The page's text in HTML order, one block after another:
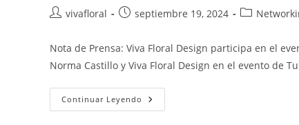
Autor
entrada:
vivafloral
Publicación
entrada:
septiembre 19, 2024
Categoría
entrada:
Nota de Prensa: Viva Floral Design participa en el
Norma Castillo y Viva Floral Design en el evento de
Continuar Leyendo Tulsa
Latina